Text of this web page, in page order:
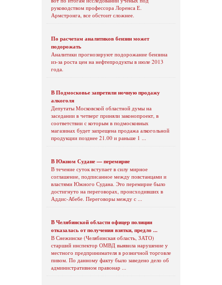
руководством профессора Лоренса Е.
Армстронга, все обстоит сложнее.
По расчетам аналитиков бензин может
подорожать
Аналитики прогнозируют подорожание бензина
из-за роста цен на нефтепродукты в июле 2013
года.
В Подмосковье запретили ночную продажу
алкоголя
Депутаты Московской областной думы на
заседании в четверг приняли законопроект, в
соответствии с которым в подмосковных
магазинах будет запрещена продажа алкогольной
продукции позднее 21.00 и раньше 1 ...
В Южном Судане — перемирие
В течение суток вступает в силу мирное
соглашение, подписанное между повстанцами и
властями Южного Судана. Это перемирие было
достигнуто на переговорах, происходивших в
Аддис-Абебе. Переговоры между с ...
В Челябинской области офицер полиции
отказалась от получения взятки, предло ...
В Снежинске (Челябинская область, ЗАТО)
старший инспектор ОМВД выявила нарушение у
местного предпринимателя в розничной торговле
пивом. По данному факту было заведено дело об
административном правонар ...